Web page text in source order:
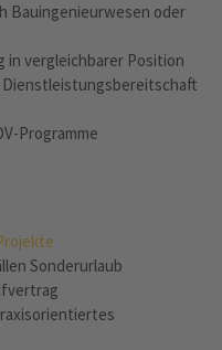
Bauingenieurwesen oder
in vergleichbarer Position
Dienstleistungsbereitschaft
Programme
Sonderurlaub